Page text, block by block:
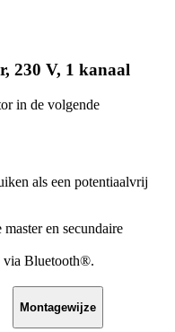
230 V, 1 kanaal
in de volgende
als een potentiaalvrij
en secundaire
via Bluetooth®.
Montagewijze